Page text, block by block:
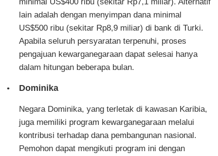
lain adalah dengan menyimpan dana minimal
US$500 ribu (sekitar Rp8,9 miliar) di bank di Turki.
Apabila seluruh persyaratan terpenuhi, proses
pengajuan kewarganegaraan dapat selesai hanya
dalam hitungan beberapa bulan.
Dominika
Negara Dominika, yang terletak di kawasan Karibia,
juga memiliki program kewarganegaraan melalui
kontribusi terhadap dana pembangunan nasional.
Pemohon dapat mengikuti program ini dengan